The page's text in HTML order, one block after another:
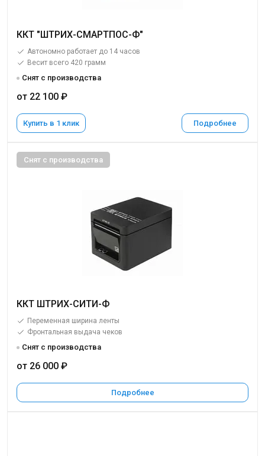
ККТ "ШТРИХ-СМАРТПОС-Ф"
Автономно работает до 14 часов
Весит всего 420 грамм
Снят с производства
от 22 100 ₽
Купить в 1 клик Подробнее
Снят с производства
ККТ ШТРИХ-СИТИ-Ф
Переменная ширина ленты
Фронтальная выдача чеков
Снят с производства
от 26 000 ₽
Подробнее